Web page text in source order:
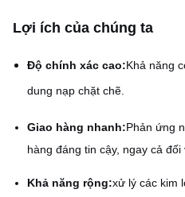
Lợi ích của chúng ta
Độ chính xác cao:Khả năng
dung nạp chặt chẽ.
Giao hàng nhanh:Phản ứng
hàng đáng tin cậy, ngay cả
Khả năng rộng:xử lý các kim